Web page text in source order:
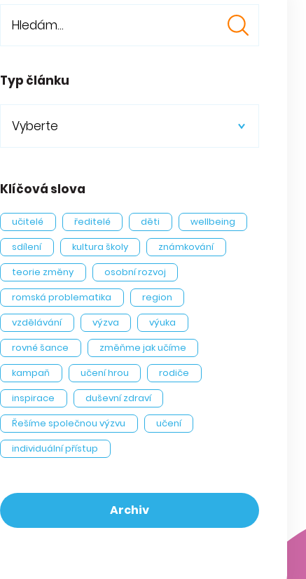
Typ článku
Vyberte
Klíčová slova
učitelé ředitelé děti
wellbeing
sdílení
kultura školy
známkování
teorie změny
osobní rozvoj
romská problematika
region
vzdělávání
výzva
výuka
rovné šance
změňme jak učíme
kampaň
učení hrou
rodiče
inspirace
duševní zdraví
Řešíme společnou výzvu
učení
individuální přístup
Archiv